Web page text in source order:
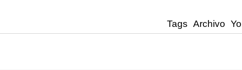
Tags Archivo Yo